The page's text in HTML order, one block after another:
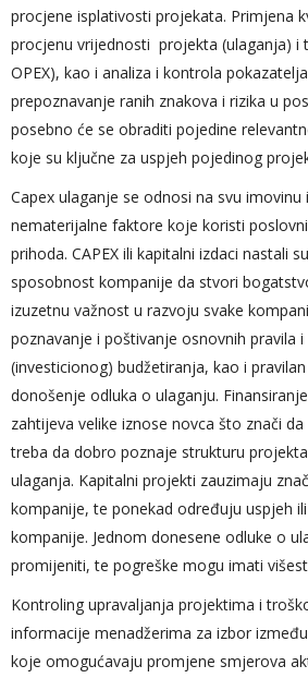
procjene isplativosti projekata. Primjena
procjenu vrijednosti projekta (ulaganja) i
OPEX), kao i analiza i kontrola
prepoznavanje ranih znakova i rizika u
posebno će se obraditi pojedine
koje su ključne za uspjeh pojedinog
Capex ulaganje se odnosi na svu
nematerijalne faktore koje koristi
prihoda. CAPEX ili kapitalni izdaci nastali
sposobnost kompanije da stvori
izuzetnu važnost u razvoju svake
poznavanje i poštivanje osnovnih pravila
(investicionog) budžetiranja, kao i
donošenje odluka o ulaganju.
zahtijeva velike iznose novca što znači
treba da dobro poznaje strukturu
ulaganja. Kapitalni projekti zauzimaju
kompanije, te ponekad određuju uspjeh
kompanije. Jednom donesene odluke o
promijeniti, te pogreške mogu imati
Kontroling upravaljanja projektima i
informacije menadžerima za izbor
koje omogućavaju promjene smjerova